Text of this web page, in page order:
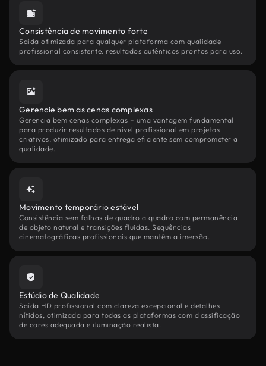
Consistência de movimento forte
Saída otimizada para qualquer plataforma com qualidade
profissional consistente. resultados autênticos prontos para uso.
Gerencie bem as cenas complexas
Gerencia bem cenas complexas – uma vantagem fundamental
para produzir resultados de nível profissional em projetos
criativos. otimizado para entrega eficiente sem comprometer a
qualidade.
Movimento temporário estável
Consistência sem falhas de quadro a quadro com permanência
de objeto natural e transições fluidas. Sequências
cinematográficas profissionais que mantêm a imersão.
Estúdio de Qualidade
Saída HD profissional com clareza excepcional e detalhes
nítidos, otimizada para todas as plataformas com classificação
de cores adequada e iluminação realista.